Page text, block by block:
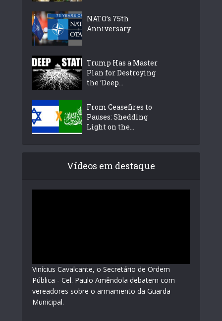
NATO’s 75th
Anniversary
Trump Has a Master
Plan for Destroying
the ‘Deep...
From Ceasefires to
Pauses: Shedding
Light on the...
Vídeos em destaque
Vinícius Cavalcante, o Secretário de Ordem
Pública - Cel. Paulo Amêndola debatem com
vereadores sobre o armamento da Guarda
Municipal.